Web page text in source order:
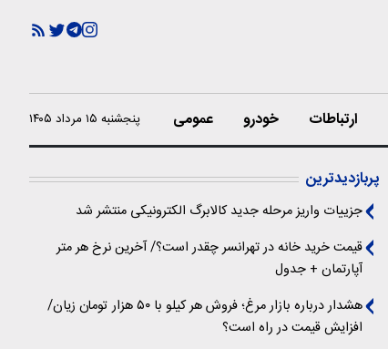
ارتباطات خودرو عمومی پنجشنبه ۱۵ مرداد ۱۴۰۵
پربازدیدترین
جزییات واریز مرحله جدید کالابرگ الکترونیکی منتشر شد
قیمت خرید خانه در تهرانسر چقدر است؟/ آخرین نرخ هر متر
آپارتمان + جدول
هشدار درباره بازار مرغ؛ فروش هر کیلو با ۵۰ هزار تومان زیان/
افزایش قیمت در راه است؟